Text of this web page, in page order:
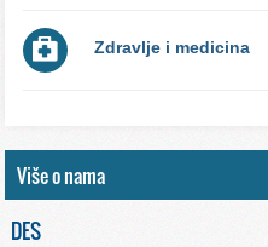
Zdravlje i medicina
Više o nama
DES